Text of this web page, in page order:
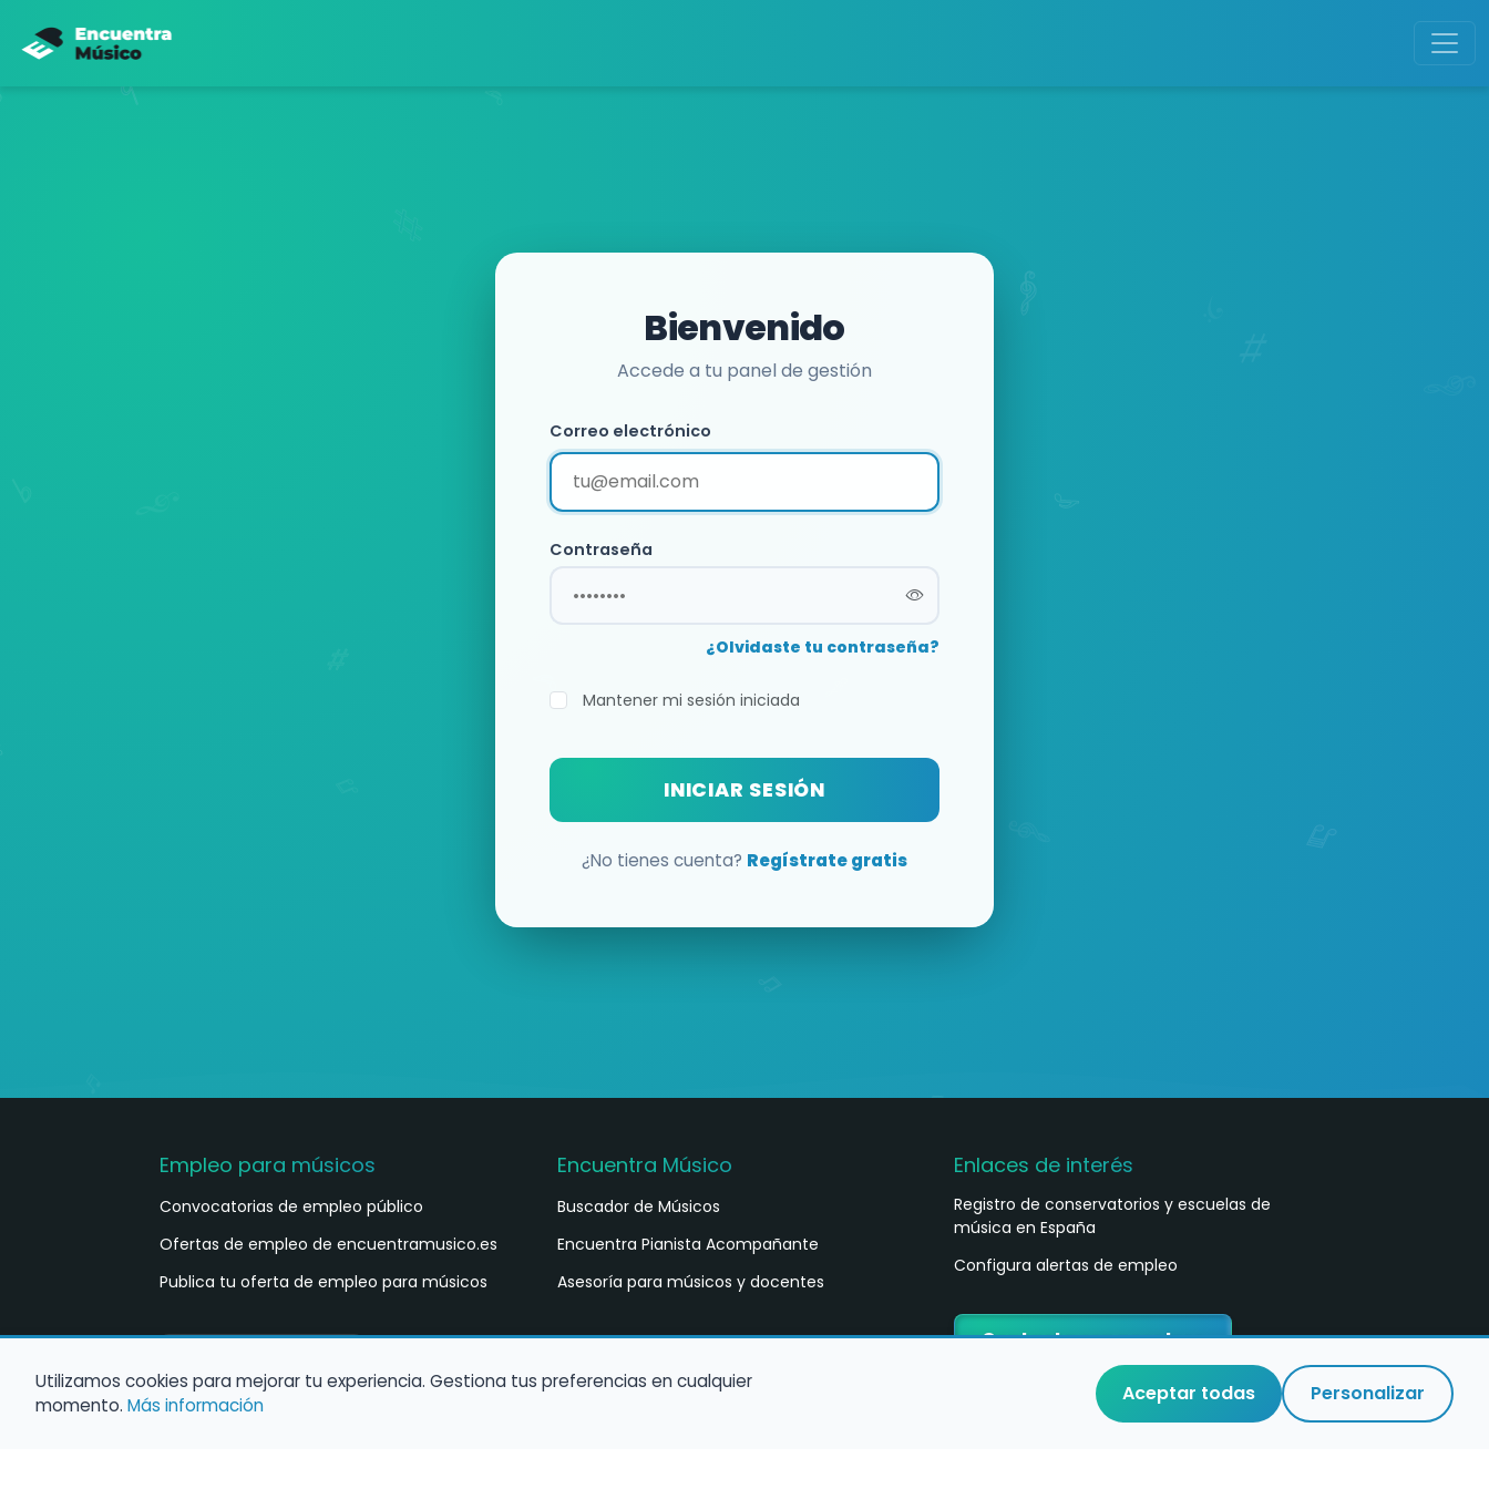
Bienvenido
Accede a tu panel de gestión
Correo electrónico
Contraseña
¿Olvidaste tu contraseña?
Mantener mi sesión iniciada
INICIAR SESIÓN
¿No tienes cuenta? Regístrate gratis
Empleo para músicos
Convocatorias de empleo público
Ofertas de empleo de encuentramusico.es
Publica tu oferta de empleo para músicos
Encuentra Músico
Buscador de Músicos
Encuentra Pianista Acompañante
Asesoría para músicos y docentes
Enlaces de interés
Registro de conservatorios y escuelas de
música en España
Configura alertas de empleo
Contacta con nosotros
Utilizamos cookies para mejorar tu experiencia. Gestiona tus preferencias en cualquier
momento. Más información Aceptar todas Personalizar